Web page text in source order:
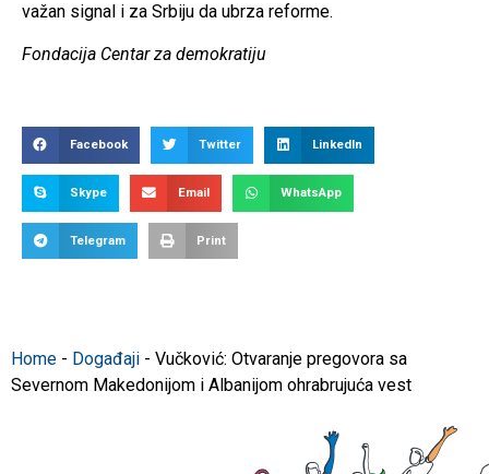
važan signal i za Srbiju da ubrza reforme.
Fondacija Centar za demokratiju
Facebook Twitter LinkedIn
Skype Email WhatsApp
Telegram Print
Home - Događaji - Vučković: Otvaranje pregovora sa
Severnom Makedonijom i Albanijom ohrabrujuća vest